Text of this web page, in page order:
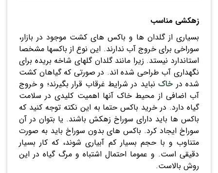
زهکشی مناسب
بسیاری از گلدان ها و باکس های کشت موجود در بازار،
سوراخی برای خروج آب ندارند. این نوع از باکسها مشخصا
استاندارد نیستد. زیرا مانند گلدان گلهای شاخه بریده برای
نگهداری آب طراحی شده اند. در صورتی که گیاهان کشت
شده در خاکنباید در شرایط غرقاب قرار بگیرند؛ و خروج
آب اضافی از محیط خاک آنها اهمیت کلیدی در سلامت
گیاه دارد. در خرید باکس حتما به این نکته توجه کنید که
باکس ها باید دارای سوراخ زهکش باشند. یا بتوان در آن
سوراخ ایجاد کرد. باکس های بدون سوراخ باید به صورت
متناوب و با حجم بسیار کم آبیاری شوند، که کار بسیار
دقیقی است. و عموما احتمال اشتباه و مرگ گیاه در این
روش بالاست.